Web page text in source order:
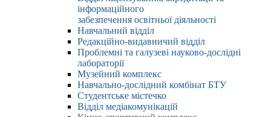
інформаційного
забезпечення освітньої діяльності
Навчальний відділ
Редакційно-видавничий відділ
Проблемні та галузеві науково-дослідні
лабораторії
Музейний комплекс
Навчально-дослідний комбінат БТУ
Студентське містечко
Відділ медіакомунікацій